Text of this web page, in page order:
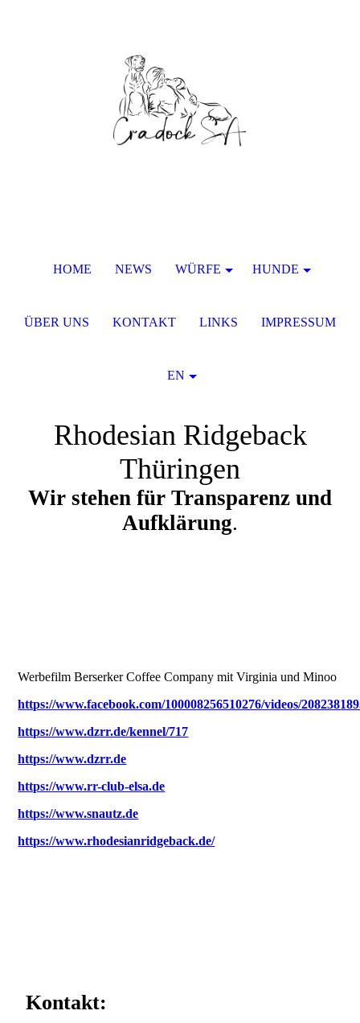
Rhodesian Ridgeback
Thüringen
Wir stehen für Transparenz und
Aufklärung.
Werbefilm Berserker Coffee Company mit Virginia und Minoo
https://www.facebook.com/100008256510276/videos/
https://www.dzrr.de/kennel/717
https://www.dzrr.de
https://www.rr-club-elsa.de
https://www.snautz.de
https://www.rhodesianridgeback.de/
Kontakt:
HOME NEWS WÜRFE HUNDE
ÜBER UNS KONTAKT LINKS IMPRESSUM
EN